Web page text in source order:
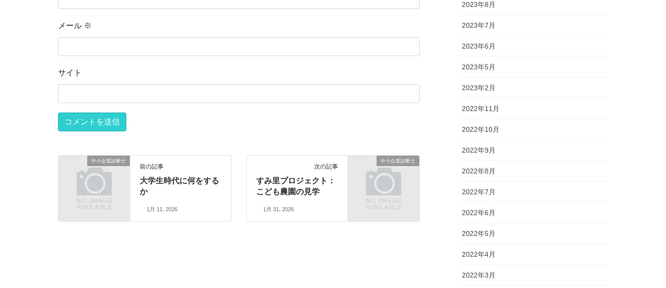
メール ※
サイト
中小企業診断士
前の記事
大学生時代に何をする
か
1月 11, 2026
中小企業診断士
次の記事
すみ里プロジェクト：
こども農園の見学
1月 31, 2026
2023年8月
2023年7月
2023年6月
2023年5月
2023年2月
2022年11月
2022年10月
2022年9月
2022年8月
2022年7月
2022年6月
2022年5月
2022年4月
2022年3月